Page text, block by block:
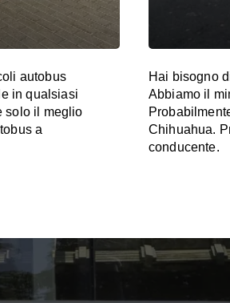
autobus
in qualsiasi
solo il meglio
a
Hai bisogno
Abbiamo il
Chihuahua.
conducente.